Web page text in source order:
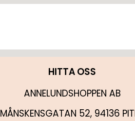
HITTA OSS
ANNELUNDSHOPPEN AB
MÅNSKENSGATAN 52, 94136